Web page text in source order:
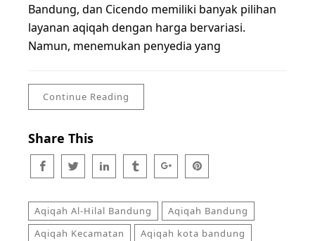
Bandung, dan Cicendo memiliki banyak pilihan
layanan aqiqah dengan harga bervariasi.
Namun, menemukan penyedia yang
Continue Reading
Share This
Aqiqah Al-Hilal Bandung
Aqiqah Bandung
Aqiqah Kecamatan
Aqiqah kota bandung